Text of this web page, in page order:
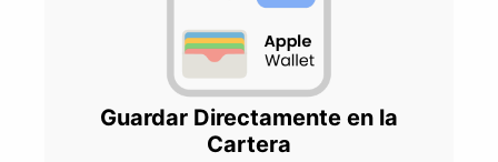
Guardar Directamente en la
Cartera